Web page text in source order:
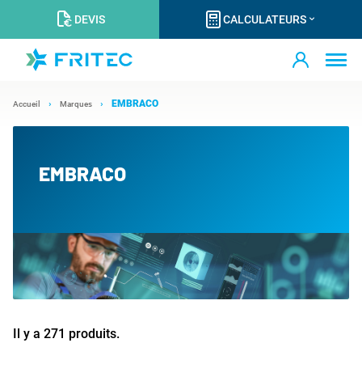
DEVIS CALCULATEURS
Accueil Marques EMBRACO
EMBRACO
Il y a 271 produits.